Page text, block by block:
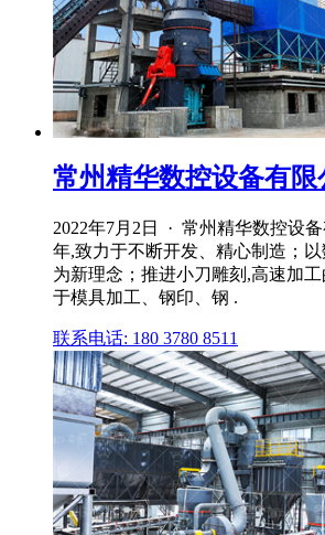
常州精华数控设备有限
2022年7月2日 · 常州精华数控设
年,致力于不断开发、精心制造；
为新理念；推进小刀雕刻,高速加
于模具加工、钢印、钢 .
联系电话: 180 3780 8511